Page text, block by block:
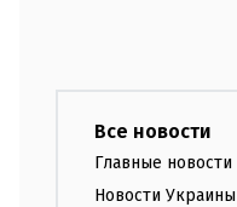
Все новости
Главные новости
Новости Украины